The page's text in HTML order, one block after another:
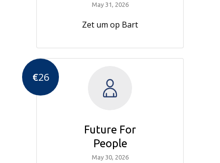
May 31, 2026
Zet um op Bart
€26
Future For
People
May 30, 2026